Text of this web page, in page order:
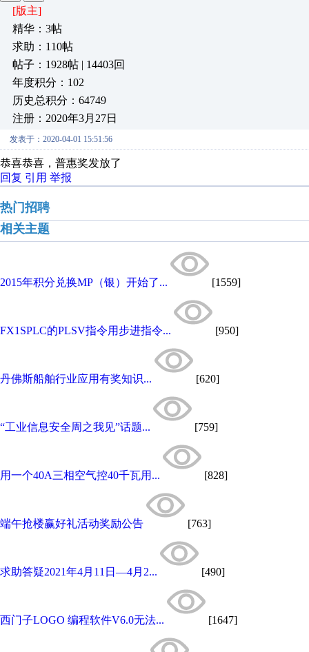
[版主]
精华：3帖
求助：110帖
帖子：1928帖 | 14403回
年度积分：102
历史总积分：64749
注册：2020年3月27日
发表于：2020-04-01 15:51:56
恭喜恭喜，普惠奖发放了
回复 引用 举报
热门招聘
相关主题
2015年积分兑换MP（银）开始了... [1559]
FX1SPLC的PLSV指令用步进指令... [950]
丹佛斯船舶行业应用有奖知识... [620]
“工业信息安全周之我见”话题... [759]
用一个40A三相空气控40千瓦用... [828]
端午抢楼赢好礼活动奖励公告 [763]
求助答疑2021年4月11日—4月2... [490]
西门子LOGO 编程软件V6.0无法... [1647]